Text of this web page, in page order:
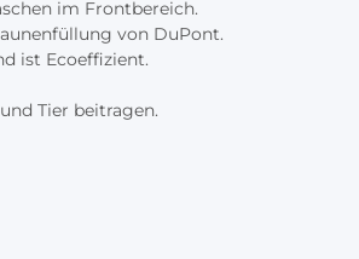
im Frontbereich.
von DuPont.
ist Ecoeffizient.
Tier beitragen.